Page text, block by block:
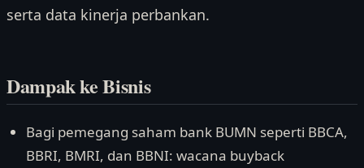
serta data kinerja perbankan.
Dampak ke Bisnis
Bagi pemegang saham bank BUMN seperti BBCA,
BBRI, BMRI, dan BBNI: wacana buyback